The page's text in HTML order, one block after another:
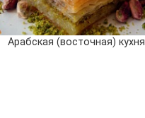
Арабская (восточная) кухня